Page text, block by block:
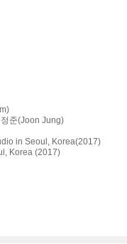
준(Joon Jung)
in Seoul, Korea(2017)
Korea (2017)